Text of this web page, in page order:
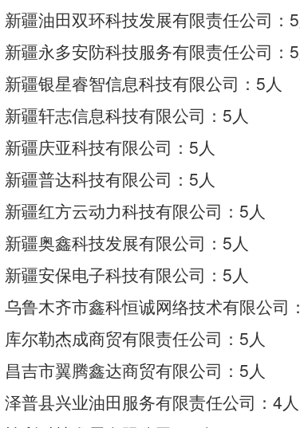
新疆油田双环科技发展有限责任公司： 5
新疆永多安防科技服务有限责任公司： 5
新疆银星睿智信息科技有限公司： 5人
新疆轩志信息科技有限公司： 5人
新疆庆亚科技有限公司： 5人
新疆普达科技有限公司： 5人
新疆红方云动力科技有限公司： 5人
新疆奥鑫科技发展有限公司： 5人
新疆安保电子科技有限公司： 5人
乌鲁木齐市鑫科恒诚网络技术有限公司：
库尔勒杰成商贸有限责任公司： 5人
昌吉市翼腾鑫达商贸有限公司： 5人
泽普县兴业油田服务有限责任公司： 4人